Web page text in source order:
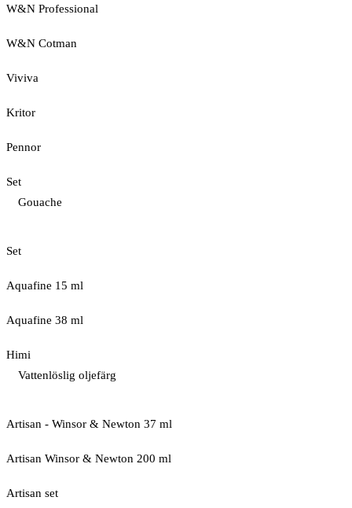
W&N Professional
W&N Cotman
Viviva
Kritor
Pennor
Set
Gouache
Set
Aquafine 15 ml
Aquafine 38 ml
Himi
Vattenlöslig oljefärg
Artisan - Winsor & Newton 37 ml
Artisan Winsor & Newton 200 ml
Artisan set